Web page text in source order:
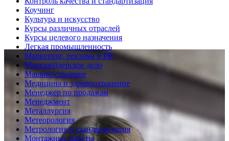
Коучинг
Культура и искусство
Курсы различных отраслей
Курсы целевого назначения
Легкая промышленность
Маркетинг, реклама и PR
Маркшейдерское дело
Машиностроение
Медицина и здравоохранение
Менеджер по продажам
Менеджмент
Металлургия
Метеорология
Метрология и стандартизация
Монтажные работы